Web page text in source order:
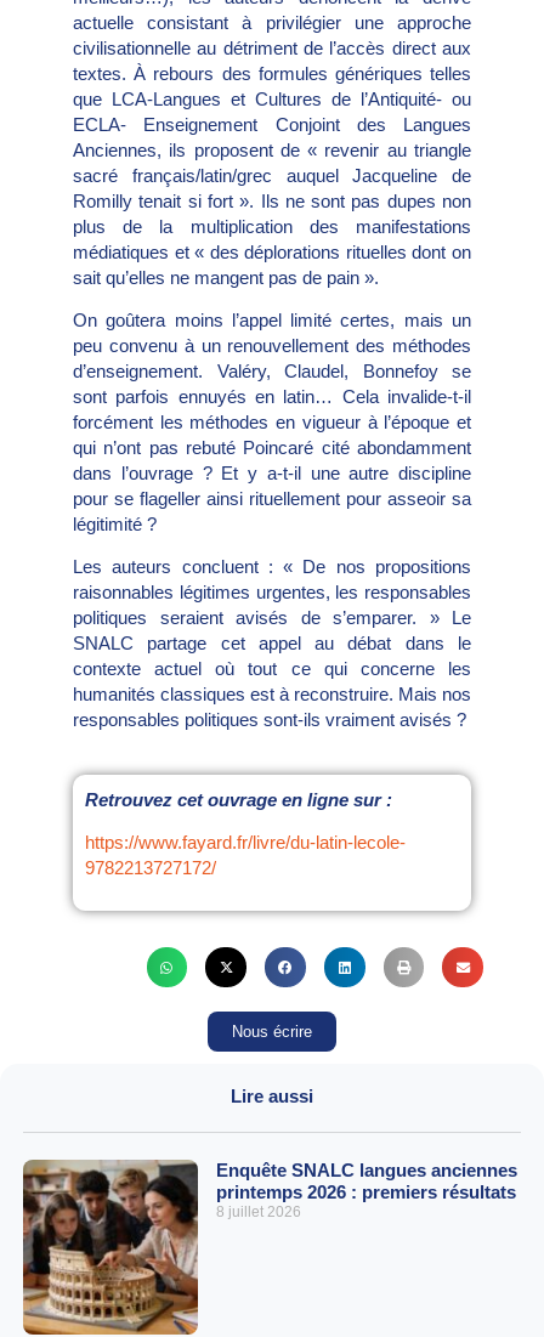
actuelle consistant à privilégier une approche
civilisationnelle au détriment de l’accès direct aux
textes. À rebours des formules génériques telles
que LCA-Langues et Cultures de l’Antiquité- ou
ECLA- Enseignement Conjoint des Langues
Anciennes, ils proposent de « revenir au triangle
sacré français/latin/grec auquel Jacqueline de
Romilly tenait si fort ». Ils ne sont pas dupes non
plus de la multiplication des manifestations
médiatiques et « des déplorations rituelles dont on
sait qu’elles ne mangent pas de pain ».
On goûtera moins l’appel limité certes, mais un
peu convenu à un renouvellement des méthodes
d’enseignement. Valéry, Claudel, Bonnefoy se
sont parfois ennuyés en latin… Cela invalide-t-il
forcément les méthodes en vigueur à l’époque et
qui n’ont pas rebuté Poincaré cité abondamment
dans l’ouvrage ? Et y a-t-il une autre discipline
pour se flageller ainsi rituellement pour asseoir sa
légitimité ?
Les auteurs concluent : « De nos propositions
raisonnables légitimes urgentes, les responsables
politiques seraient avisés de s’emparer. » Le
SNALC partage cet appel au débat dans le
contexte actuel où tout ce qui concerne les
humanités classiques est à reconstruire. Mais nos
responsables politiques sont-ils vraiment avisés ?
Retrouvez cet ouvrage en ligne sur :
https://www.fayard.fr/livre/du-latin-lecole-
9782213727172/
Nous écrire
Lire aussi
Enquête SNALC langues anciennes
printemps 2026 : premiers résultats
8 juillet 2026